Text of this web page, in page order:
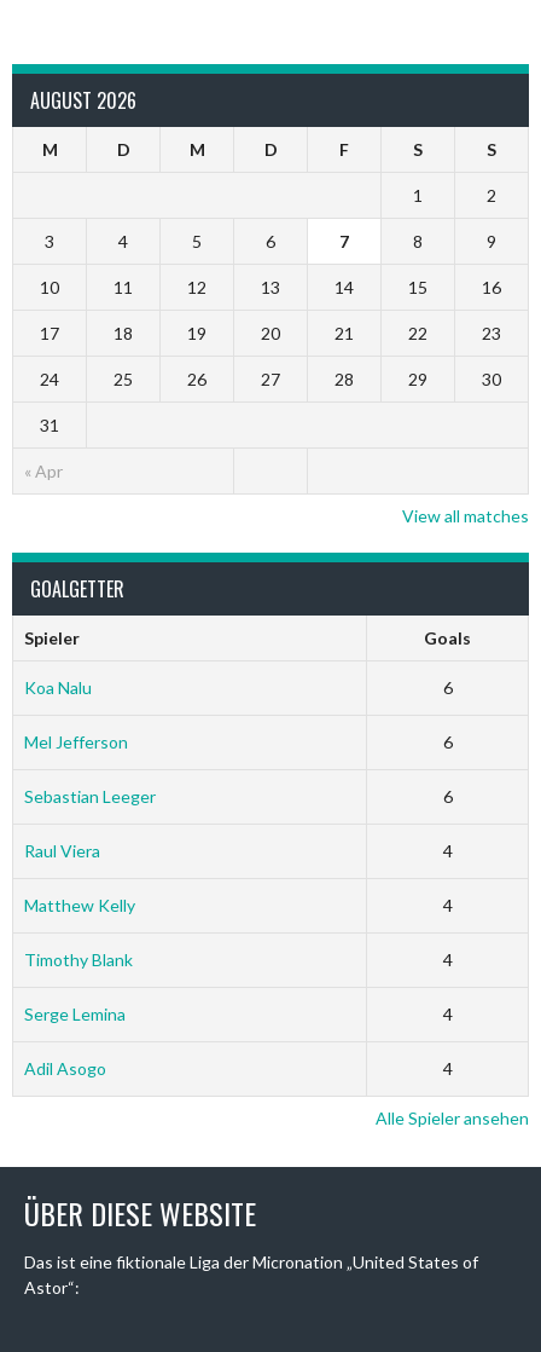
AUGUST 2026
M D M D F S S
« Apr
1 2
3 4 5 6 7 8 9
10 11 12 13 14 15 16
17 18 19 20 21 22 23
24 25 26 27 28 29 30
31
View all matches
GOALGETTER
Spieler Goals
Koa Nalu 6
Mel Jefferson 6
Sebastian Leeger 6
Raul Viera 4
Matthew Kelly 4
Timothy Blank 4
Serge Lemina 4
Adil Asogo 4
Alle Spieler ansehen
ÜBER DIESE WEBSITE
Das ist eine fiktionale Liga der Micronation „United States of
Astor“: